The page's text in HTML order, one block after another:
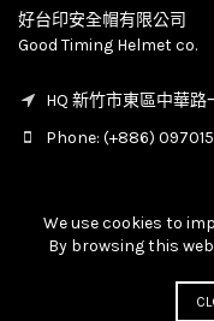
好台印安全帽有限公司
Good Timing Helmet co.
HQ 新竹市東區中華
Phone: (+886)
We use cookies to
By browsing this